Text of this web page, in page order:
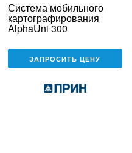
Система мобильного
картографирования
AlphaUni 300
ЗАПРОСИТЬ ЦЕНУ